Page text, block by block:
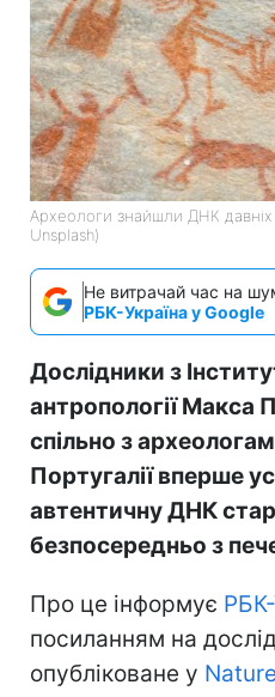
Археологи знайшли ДНК давніх
Unsplash)
Не витрачай час на
РБК-Україна у Google
Дослідники з
антропології Макса
спільно з
Португалії вперше
автентичну ДНК
безпосередньо з
Про це інформує
посиланням на
опубліковане у